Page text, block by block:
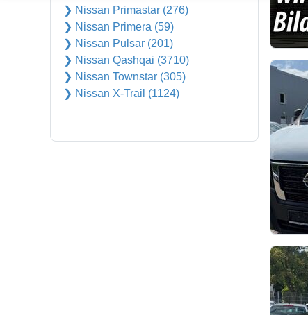
❯ Nissan Primastar (276)
❯ Nissan Primera (59)
❯ Nissan Pulsar (201)
❯ Nissan Qashqai (3710)
❯ Nissan Townstar (305)
❯ Nissan X-Trail (1124)